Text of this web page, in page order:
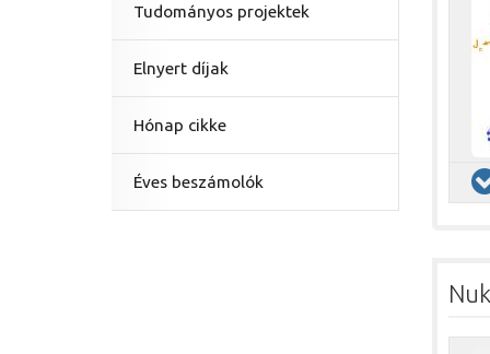
Tudományos projektek
Elnyert díjak
Hónap cikke
Éves beszámolók